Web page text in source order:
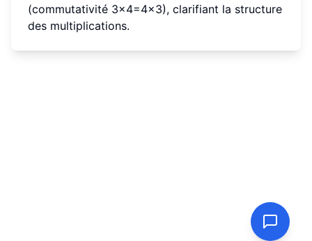
(commutativité 3×4=4×3), clarifiant la structure
des multiplications.